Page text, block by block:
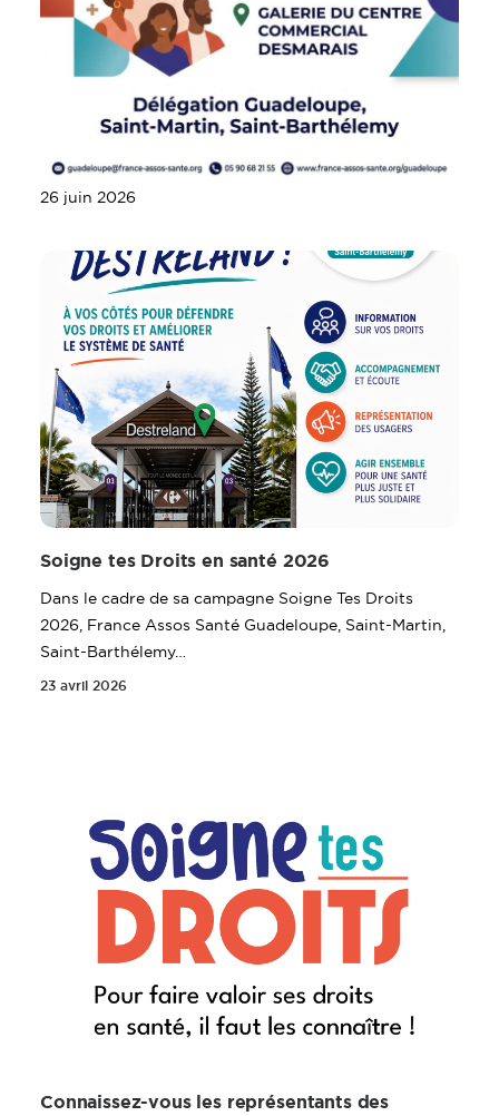
26 juin 2026
Soigne tes Droits en santé 2026
Dans le cadre de sa campagne Soigne Tes Droits
2026, France Assos Santé Guadeloupe, Saint-Martin,
Saint-Barthélemy…
23 avril 2026
Connaissez-vous les représentants des